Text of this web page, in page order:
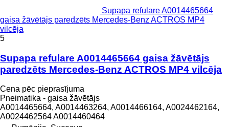
Supapa refulare A0014465664
gaisa žāvētājs paredzēts Mercedes-Benz ACTROS MP4
vilcēja
5
Supapa refulare A0014465664 gaisa žāvētājs
paredzēts Mercedes-Benz ACTROS MP4 vilcēja
Cena pēc pieprasījuma
Pneimatika - gaisa žāvētājs
A0014465664, A0014463264, A0014466164, A0024462164,
A0024462564 A0014460464